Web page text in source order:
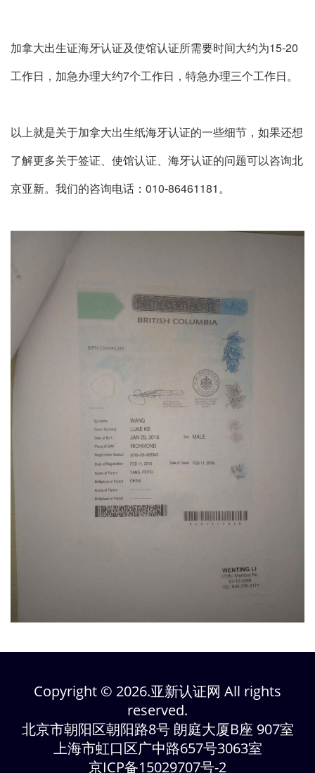
加拿大出生证海牙认证及使馆认证所需要时间大约为15-20
工作日，加急办理大约7个工作日，特急办理三个工作日。
以上就是关于加拿大出生纸海牙认证的一些细节，如果还想
了解更多关于签证、使馆认证、海牙认证的问题可以咨询北
京亚新。我们的咨询电话：010-86461181。
Copyright © 2026.亚新认证网 All rights
reserved.
北京市朝阳区朝阳路8号 朗庭大厦B座 907室
上海市虹口区广中路657号3063室
京ICP备15029707号-2